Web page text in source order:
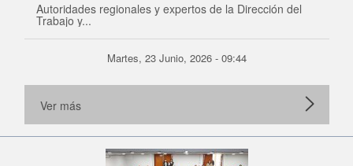
Autoridades regionales y expertos de la Dirección del
Trabajo y...
Martes, 23 Junio, 2026 - 09:44
Ver más